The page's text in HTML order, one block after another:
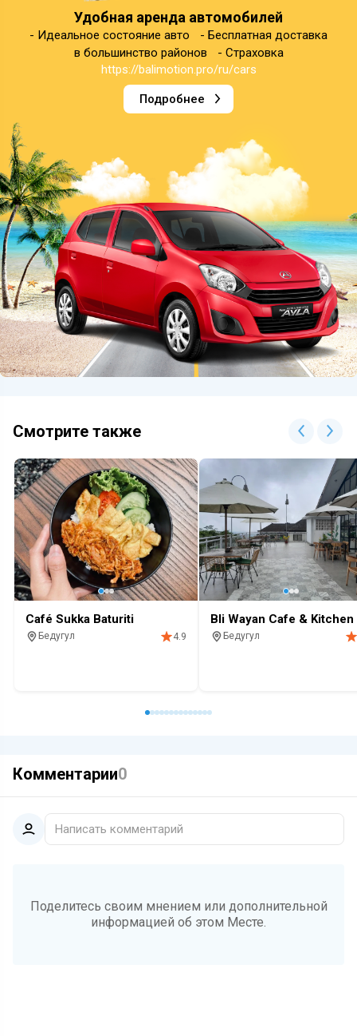
Удобная аренда автомобилей
- Идеальное состояние авто - Бесплатная доставка
в большинство районов - Страховка
https://balimotion.pro/ru/cars
Подробнее
Смотрите также
Café Sukka Baturiti
Бедугул
4.9
Bli Wayan Cafe & Kitchen
Бедугул
Комментарии0
Написать комментарий
Поделитесь своим мнением или дополнительной
информацией об этом Месте.